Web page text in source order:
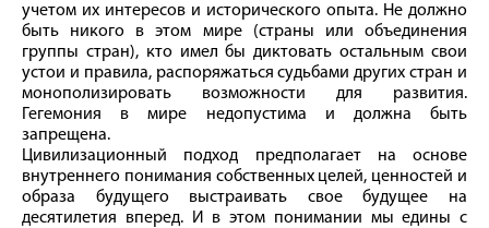
учетом их интересов и исторического опыта. Не должно
быть никого в этом мире (страны или объединения
группы стран), кто имел бы диктовать остальным свои
устои и правила, распоряжаться судьбами других стран и
монополизировать возможности для развития.
Гегемония в мире недопустима и должна быть
запрещена.
Цивилизационный подход предполагает на основе
внутреннего понимания собственных целей, ценностей и
образа будущего выстраивать свое будущее на
десятилетия вперед. И в этом понимании мы едины с